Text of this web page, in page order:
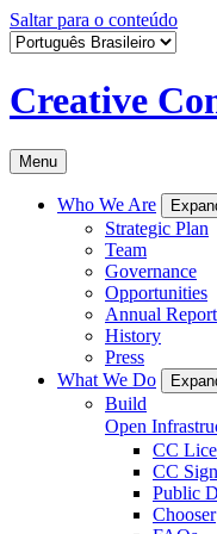
Saltar para o conteúdo
Creative
Menu
Who We Are
Strategic Plan
Team
Governance
Opportunities
Annual
History
Press
What We Do
Build
Open
CC
CC
Public
Chooser